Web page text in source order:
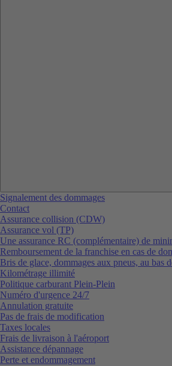
Signalement des dommages
Contact
Assurance collision (CDW)
Assurance vol (TP)
Une assurance RC (complémentaire) de
Remboursement de la franchise en cas de
Bris de glace, dommages aux pneus, au bas
Kilométrage illimité
Politique carburant Plein-Plein
Numéro d'urgence 24/7
Annulation gratuite
Pas de frais de modification
Taxes locales
Frais de livraison à l'aéroport
Assistance dépannage
Perte et endommagement